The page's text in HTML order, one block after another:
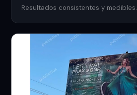
Resultados consistentes y medibles.